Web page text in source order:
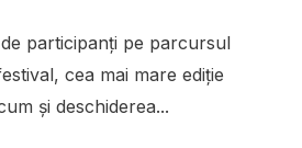
participanți pe parcursul
cea mai mare ediție
și deschiderea...